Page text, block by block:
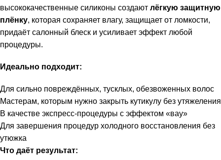
высококачественные силиконы создают лёгкую защитную
плёнку, которая сохраняет влагу, защищает от ломкости,
придаёт салонный блеск и усиливает эффект любой
процедуры.
Идеально подходит:
Для сильно повреждённых, тусклых, обезвоженных волос
Мастерам, которым нужно закрыть кутикулу без утяжеления
В качестве экспресс-процедуры с эффектом «вау»
Для завершения процедур холодного восстановления без
утюжка
Что даёт результат: